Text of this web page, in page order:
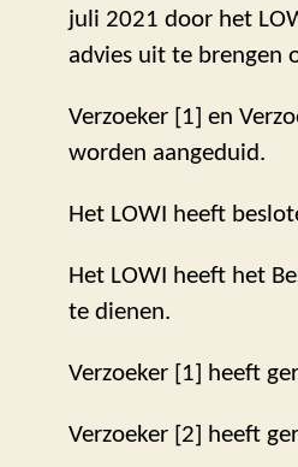
juli 2021 door het
advies uit te brengen
Verzoeker [1] en
worden aangeduid.
Het LOWI heeft
Het LOWI heeft het
te dienen.
Verzoeker [1] heeft
Verzoeker [2] heeft